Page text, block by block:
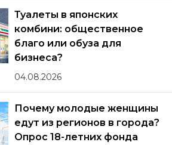
Туалеты в японских
комбини: общественное
благо или обуза для
бизнеса?
04.08.2026
Почему молодые женщины
едут из регионов в города?
Опрос 18-летних фонда